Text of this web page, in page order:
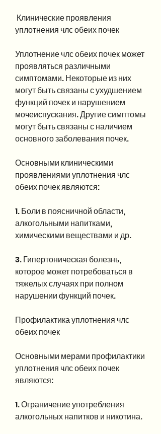
уплотнения члс обеих почек
Уплотнение члс обеих почек может
проявляться различными
симптомами. Некоторые из них
могут быть связаны с ухудшением
функций почек и нарушением
мочеиспускания. Другие симптомы
могут быть связаны с наличием
основного заболевания почек.
Основными клиническими
проявлениями уплотнения члс
обеих почек являются:
1. Боли в поясничной области,
алкогольными напитками,
химическими веществами и др.
3. Гипертоническая болезнь,
которое может потребоваться в
тяжелых случаях при полном
нарушении функций почек.
Профилактика уплотнения члс
обеих почек
Основными мерами профилактики
уплотнения члс обеих почек
являются:
1. Ограничение употребления
алкогольных напитков и никотина.